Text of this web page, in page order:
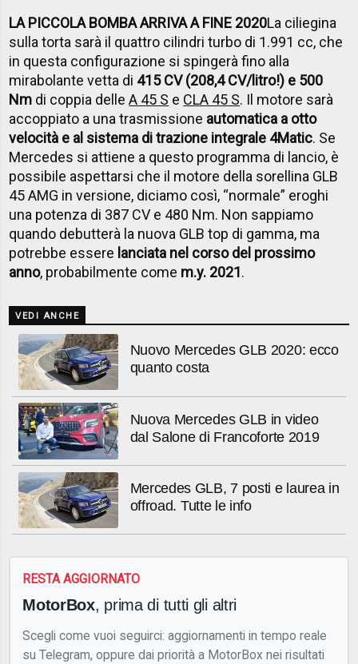
LA PICCOLA BOMBA ARRIVA A FINE 2020La ciliegina
sulla torta sarà il quattro cilindri turbo di 1.991 cc, che
in questa configurazione si spingerà fino alla
mirabolante vetta di 415 CV (208,4 CV/litro!) e 500
Nm di coppia delleA 45 S e CLA 45 S. Il motore sarà
accoppiato a una trasmissione automatica a otto
velocità e al sistema di trazione integrale 4Matic. Se
Mercedes si attiene a questo programma di lancio, è
possibile aspettarsi che il motore della sorellina GLB
45 AMG in versione, diciamo così, “normale” eroghi
una potenza di 387 CV e 480 Nm. Non sappiamo
quando debutterà la nuova GLB top di gamma, ma
potrebbe essere lanciata nel corso del prossimo
anno, probabilmente come m.y. 2021.
VEDI ANCHE
Nuovo Mercedes GLB 2020: ecco
quanto costa
Nuova Mercedes GLB in video
dal Salone di Francoforte 2019
Mercedes GLB, 7 posti e laurea in
offroad. Tutte le info
RESTA AGGIORNATO
MotorBox, prima di tutti gli altri
Scegli come vuoi seguirci: aggiornamenti in tempo reale
su Telegram, oppure dai priorità a MotorBox nei risultati